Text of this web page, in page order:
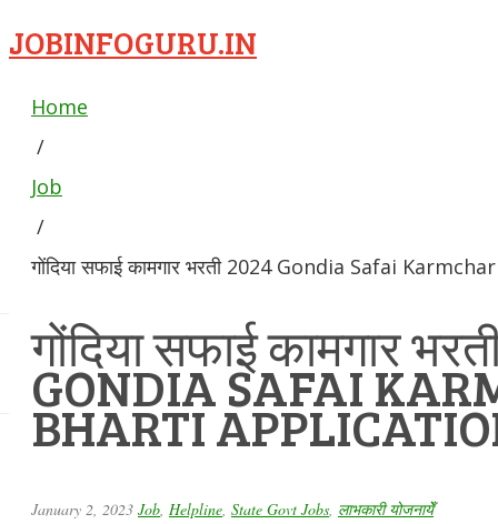
JOBINFOGURU.IN
Home
/
Job
/
गोंदिया सफाई कामगार भरती 2024 Gondia Safai
गोंदिया सफाई कामगार
GONDIA SAFAI
BHARTI
January 2, 2023 Job Helpline State Govt Jobs लाभकारी योजनायेँ